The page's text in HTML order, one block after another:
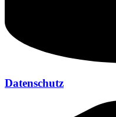
Datenschutz